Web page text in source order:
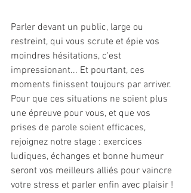
Parler devant un public, large ou
restreint, qui vous scrute et épie vos
moindres hésitations, c'est
impressionant... Et pourtant, ces
moments finissent toujours par arriver.
Pour que ces situations ne soient plus
une épreuve pour vous, et que vos
prises de parole soient efficaces,
rejoignez notre stage : exercices
ludiques, échanges et bonne humeur
seront vos meilleurs alliés pour vaincre
votre stress et parler enfin avec plaisir !